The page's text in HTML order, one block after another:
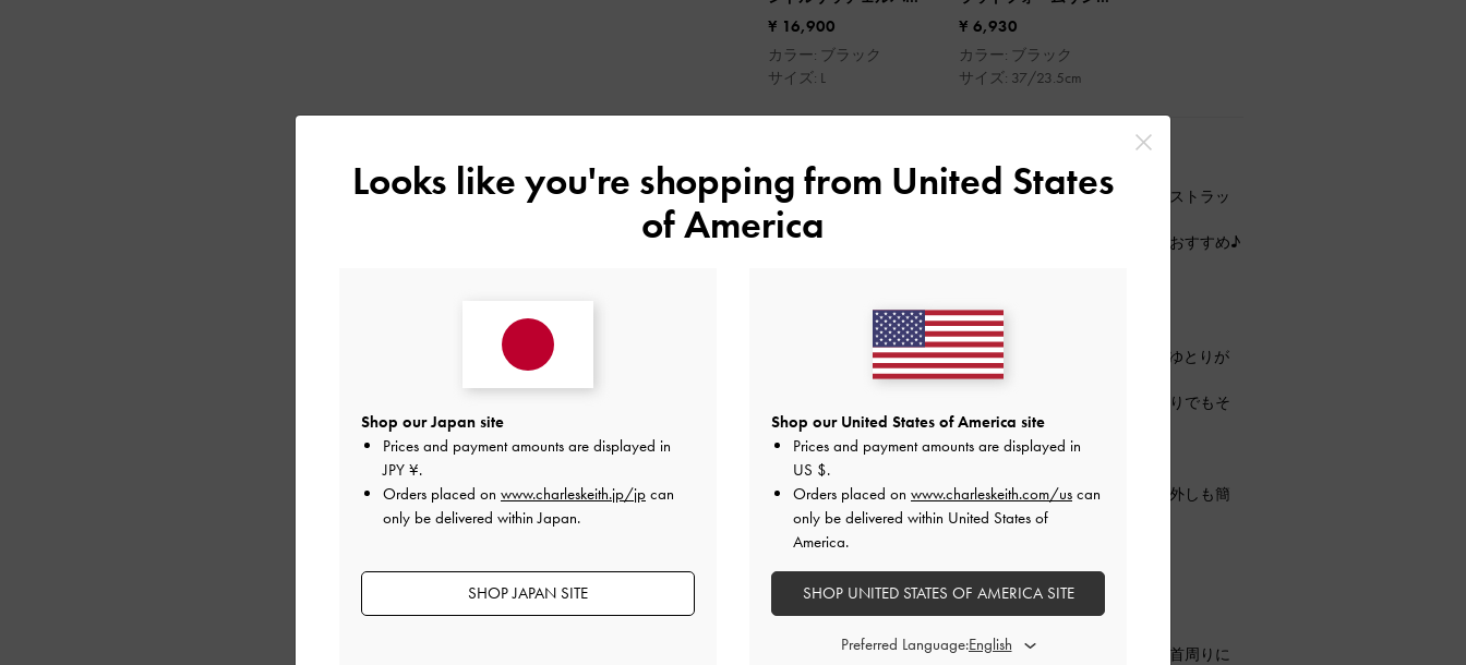
グ
¥ 16,900
カラー: ブラック
サイズ: L
ル
¥ 6,930
カラー: ブラック
サイズ: 37/23.5cm
真夏にピッタリな厚底サンダルが登場☆
プラットフォームサンダルで高低差を感じにくく、アンクルストラッ
プで足首をしっかり固定してくれます。
ブラックはネイルが映えて素敵なサマースタイルになるのでおすすめ♪
大人気シリーズのケリーバッグが再入荷しました！！
A4サイズ、13インチのPC、500mlのペットボトルを入れてもゆとりが
あり、通勤通学にもピッタリ！
普段使いもできる上品なデザインなので、学校やお仕事終わりでもそ
のままご飯やデートに行けます♡
クロスボディで持つとお出かけにも最適◎
つけてるチャームは、スナップフック式で、取り付け・取り外しも簡
毎日のスタイリングに気軽に取り入れられます♪
【sunglasses】
スクエアフレームのサングラス♪
カラーレンズなので、顔にかけてもアクセサリーとして頭や首周りに
Looks like you're shopping from United States
of America
Shop our Japan site
Prices and payment amounts are displayed in
JPY ¥.
Orders placed on www.charleskeith.jp/jp can
only be delivered within Japan.
SHOP JAPAN SITE
Shop our United States of America site
Prices and payment amounts are displayed in
US $.
Orders placed on www.charleskeith.com/us can
only be delivered within United States of
America.
SHOP UNITED STATES OF AMERICA SITE
Preferred Language: